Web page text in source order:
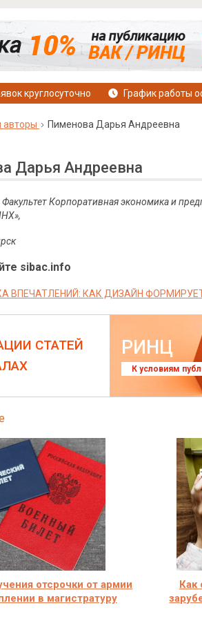
круглосуточно График работы
авторы Пименова Дарья Андреевна
Дарья Андреевна
Факультет Корпоративная экономика и
sibac.info
ВПЕЧАТЛЕНИЙ: КАК ДИЗАЙН
СТАТЕЙ
РИНЦ
К условиям
отсрочки от армии
в магистратуру
Как